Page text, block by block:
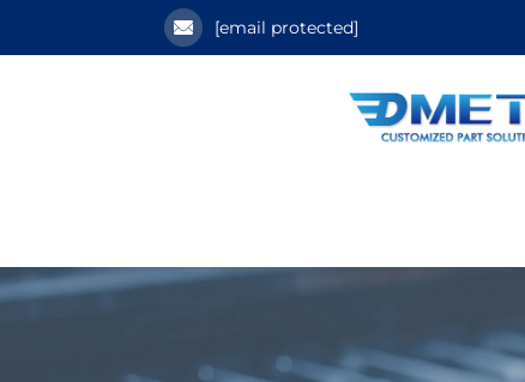
[email protected]